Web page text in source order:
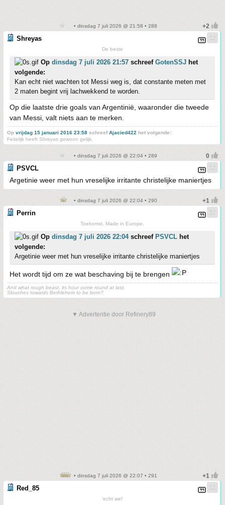
• dinsdag 7 juli 2026 @ 21:58 • 288
Shreyas
De beste
Op dinsdag 7 juli 2026 21:57 schreef GotenSSJ het
volgende:
Kan echt niet wachten tot Messi weg is, dat constante meten met
2 maten begint vrij lachwekkend te worden.
Op die laatste drie goals van Argentinië, waaronder die tweede
van Messi, valt niets aan te merken.
Op vrijdag 15 januari 2016 23:58 schreefAjacied422 het volgende:
Feitelijk heeft Shreyas gewoon gelijk.
• dinsdag 7 juli 2026 @ 22:04 • 289
PSVCL
Argetinie weer met hun vreselijke irritante christelijke maniertjes
• dinsdag 7 juli 2026 @ 22:04 • 290
Perrin
Toekomst. Made in Europe.
Op dinsdag 7 juli 2026 22:04schreef PSVCL het
volgende:
Argetinie weer met hun vreselijke irritante christelijke maniertjes
Het wordt tijd om ze wat beschaving bij te brengen
And what rough beast, its hour come round at last,
Slouches towards Bethlehem to be born?
▼ Advertentie door Refinery89
• dinsdag 7 juli 2026 @ 22:07 • 291
Red_85
'echt wel'